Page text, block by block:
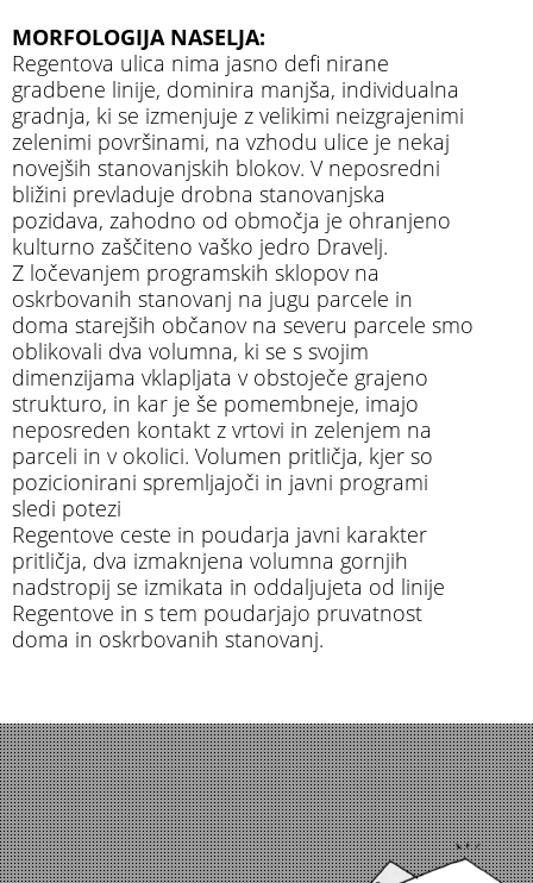
MORFOLOGIJA NASELJA:
Regentova ulica nima jasno defi nirane
gradbene linije, dominira manjša, individualna
gradnja, ki se izmenjuje z velikimi neizgrajenimi
zelenimi površinami, na vzhodu ulice je nekaj
novejših stanovanjskih blokov. V neposredni
bližini prevladuje drobna stanovanjska
pozidava, zahodno od območja je ohranjeno
kulturno zaščiteno vaško jedro Dravelj.
Z ločevanjem programskih sklopov na
oskrbovanih stanovanj na jugu parcele in
doma starejših občanov na severu parcele smo
oblikovali dva volumna, ki se s svojim
dimenzijama vklapljata v obstoječe grajeno
strukturo, in kar je še pomembneje, imajo
neposreden kontakt z vrtovi in zelenjem na
parceli in v okolici. Volumen pritličja, kjer so
pozicionirani spremljajoči in javni programi
sledi potezi
Regentove ceste in poudarja javni karakter
pritličja, dva izmaknjena volumna gornjih
nadstropij se izmikata in oddaljujeta od linije
Regentove in s tem poudarjajo pruvatnost
doma in oskrbovanih stanovanj.